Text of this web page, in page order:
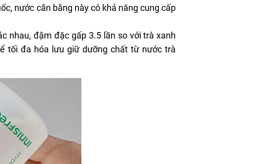
nước cân bằng này có khả năng cung cấp
nhau, đậm đặc gấp 3.5 lần so với trà xanh
tối đa hóa lưu giữ dưỡng chất từ nước trà